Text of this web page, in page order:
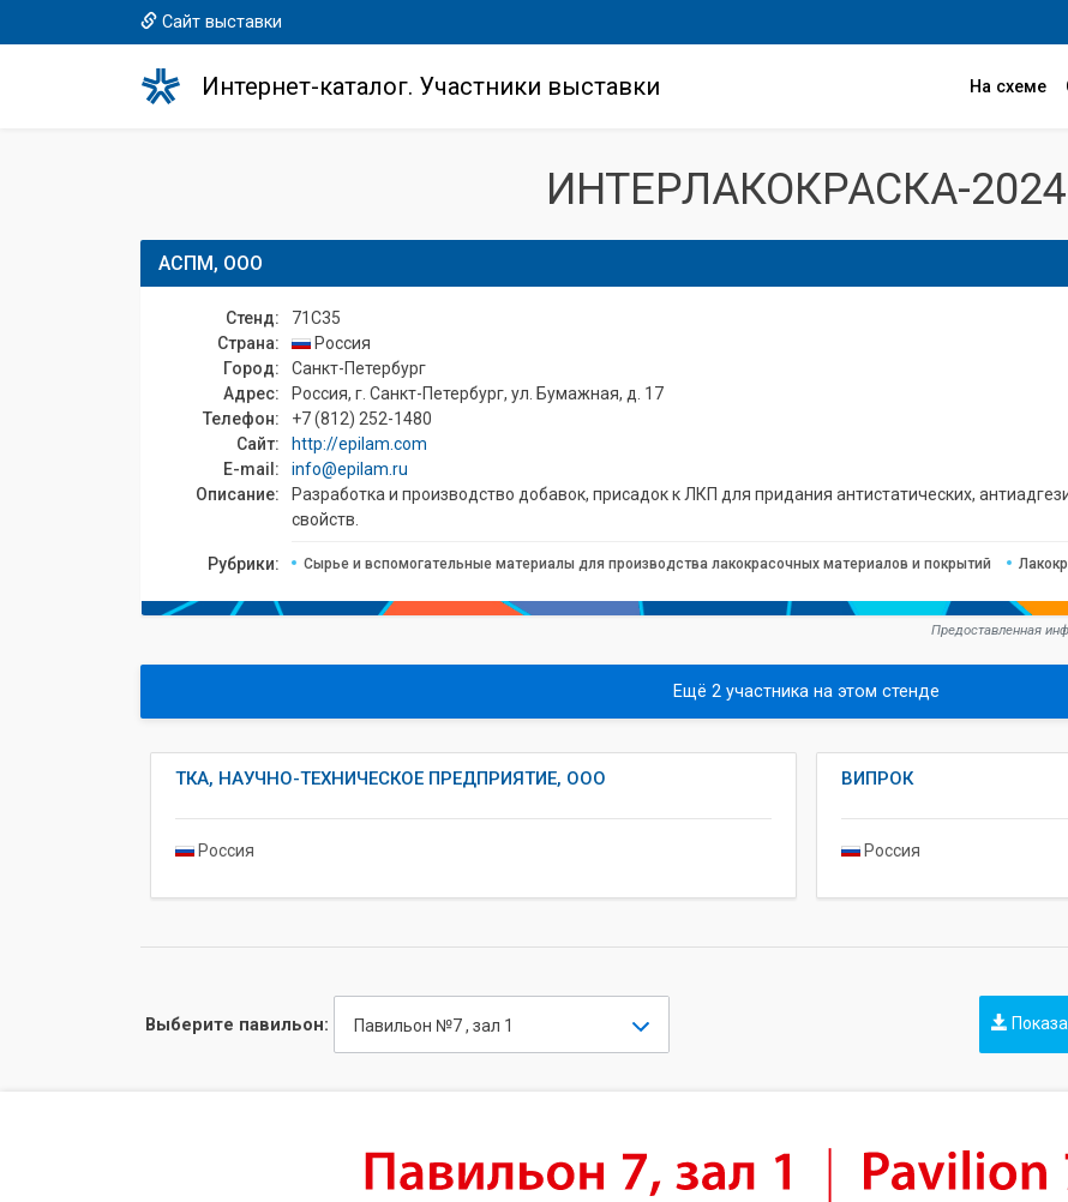
Сайт выставки
Интернет-каталог. Участники выставки На схеме
ИНТЕРЛАКОКРАСКА-2024
АСПМ, ООО
Стенд:
71C35
Страна:
Россия
Город:
Санкт-Петербург
Адрес:
Россия, г. Санкт-Петербург, ул. Бумажная, д. 17
Телефон:
+7 (812) 252-1480
Сайт:
http://epilam.com
E-mail:
info@epilam.ru
Описание:
Разработка и производство добавок, присадок к ЛКП для придания антистатических,
свойств.
Рубрики: Сырье и вспомогательные материалы для производства лакокрасочных материалов и покрытий
Предоставленная
Ещё 2 участника на этом стенде
ТКА, НАУЧНО-ТЕХНИЧЕСКОЕ ПРЕДПРИЯТИЕ, ООО
Россия
ВИПРОК
Россия
Выберите павильон: Павильон №7 , зал 1